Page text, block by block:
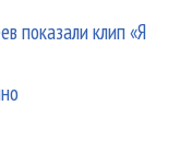
показали клип «Я